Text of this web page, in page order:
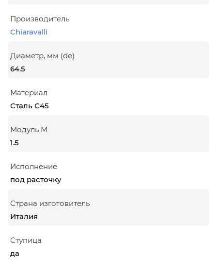
Производитель
Chiaravalli
Диаметр, мм (de)
64.5
Материал
Сталь С45
Модуль М
1.5
Исполнение
под расточку
Страна изготовитель
Италия
Ступица
да